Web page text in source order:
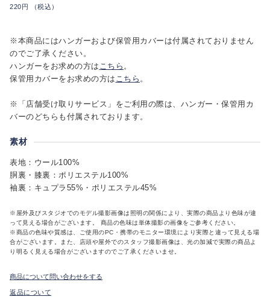
220円 （税込）
※本商品にはハンガーおよび保管用カバーは付属されておりません
のでご了承ください。
ハンガーをお求めの方は こちら 。
保管用カバーをお求めの方は こちら 。
※「店舗受け取りサービス」をご利用の際は、ハンガー・保管用カ
バーのどちらも付属されております。
素材
表地：ウール100%
胴裏・膝裏：ポリエステル100%
袖裏：キュプラ55%・ポリエステル45%
※屋外及びスタジオでのモデル撮影画像は照明の関係により、実際の商品より色味が違
って見える場合がございます。 商品の色味は単体撮影の画像をご参考ください。
※商品の色味や質感は、ご使用のPC・携帯のモニター環境により実際と違って見える場
合がございます。また、店頭や屋外でのスタッフ撮影画像は、光の加減で実際の商品よ
り明るく見える場合がございますのでご了承くださいませ。
商品について問い合わせをする
返品について